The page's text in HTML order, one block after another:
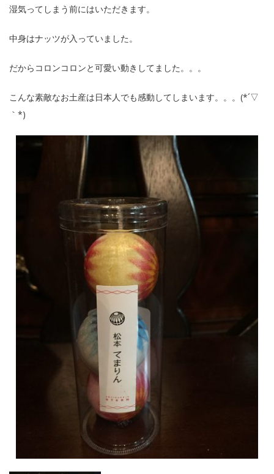
湿気ってしまう前にはいただきます。
中身はナッツが入っていました。
だからコロンコロンと可愛い動きしてました。。。
こんな素敵なお土産は日本人でも感動してしまいます。。。(*´▽
｀*)